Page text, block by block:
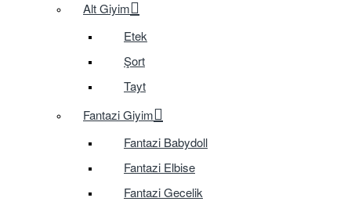
Alt Giyim
Etek
Şort
Tayt
Fantazi Giyim
Fantazi Babydoll
Fantazi Elbise
Fantazi Gecelik